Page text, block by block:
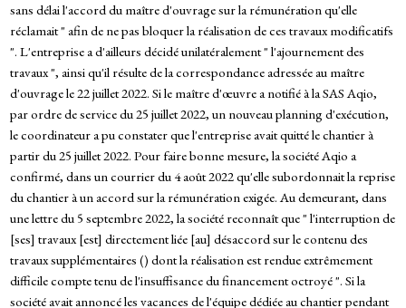
sans délai l'accord du maître d'ouvrage sur la rémunération qu'elle
réclamait " afin de ne pas bloquer la réalisation de ces travaux modificatifs
". L'entreprise a d'ailleurs décidé unilatéralement " l'ajournement des
travaux ", ainsi qu'il résulte de la correspondance adressée au maître
d'ouvrage le 22 juillet 2022. Si le maître d'œuvre a notifié à la SAS Aqio,
par ordre de service du 25 juillet 2022, un nouveau planning d'exécution,
le coordinateur a pu constater que l'entreprise avait quitté le chantier à
partir du 25 juillet 2022. Pour faire bonne mesure, la société Aqio a
confirmé, dans un courrier du 4 août 2022 qu'elle subordonnait la reprise
du chantier à un accord sur la rémunération exigée. Au demeurant, dans
une lettre du 5 septembre 2022, la société reconnaît que " l'interruption de
[ses] travaux [est] directement liée [au] désaccord sur le contenu des
travaux supplémentaires () dont la réalisation est rendue extrêmement
difficile compte tenu de l'insuffisance du financement octroyé ". Si la
société avait annoncé les vacances de l'équipe dédiée au chantier pendant